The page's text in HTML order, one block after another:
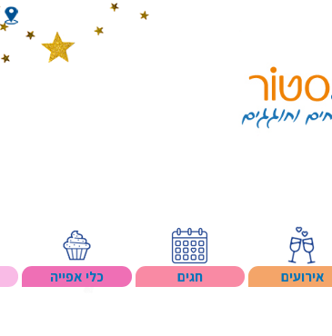
אירועים חגים כלי אפייה